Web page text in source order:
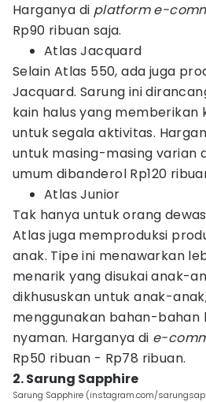
Harganya di platform e-
Rp90 ribuan saja.
Atlas Jacquard
Selain Atlas 550, ada juga
Jacquard. Sarung ini
kain halus yang memberikan
untuk segala aktivitas.
untuk masing-masing varian
umum dibanderol Rp120
Atlas Junior
Tak hanya untuk orang
Atlas juga memproduksi
anak. Tipe ini menawarkan
menarik yang disukai anak-
dikhususkan untuk anak-
menggunakan bahan-bahan
nyaman. Harganya di e-
Rp50 ribuan - Rp78 ribuan.
2. Sarung Sapphire
Sarung Sapphire (instagram.com/